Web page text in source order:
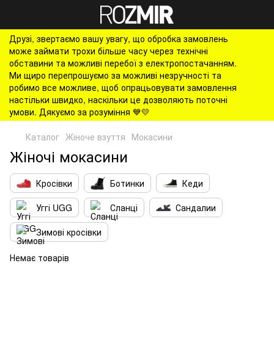
Друзі, звертаємо вашу увагу, що обробка замовлень
може займати трохи більше часу через технічні
обставини та можливі перебої з електропостачанням.
Ми щиро перепрошуємо за можливі незручності та
робимо все можливе, щоб опрацьовувати замовлення
настільки швидко, наскільки це дозволяють поточні
умови. Дякуємо за розуміння 💙💛
Каталог Жіноче взуття Мокасини
Жіночі мокасини
Кросівки Ботинки
Кеди
Уггі UGG
Сланці
Сандалии
Зимові кросівки
Немає товарів